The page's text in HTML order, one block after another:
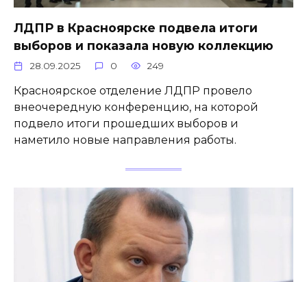
ЛДПР в Красноярске подвела итоги
выборов и показала новую коллекцию
28.09.2025 0 249
Красноярское отделение ЛДПР провело
внеочередную конференцию, на которой
подвело итоги прошедших выборов и
наметило новые направления работы.